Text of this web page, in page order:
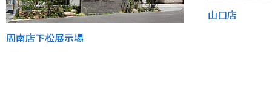
周南店下松展示場
山口店